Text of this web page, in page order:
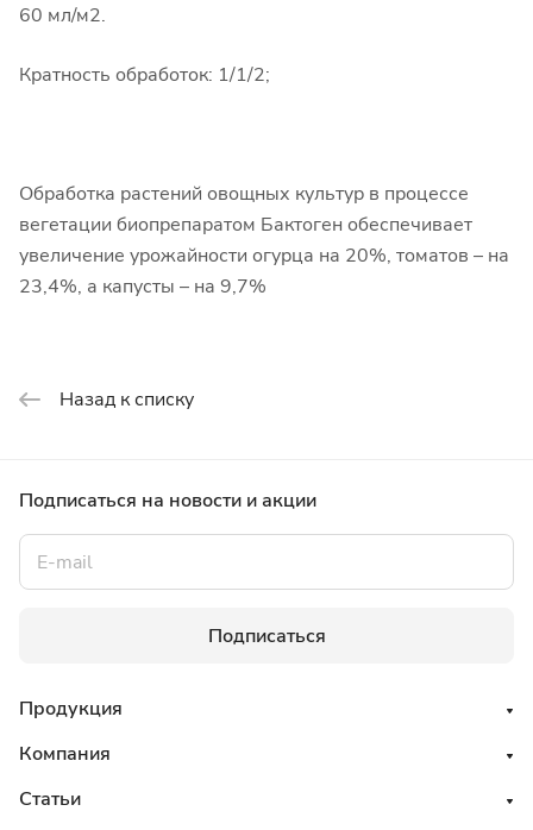
60 мл/м2.
Кратность обработок: 1/1/2;
Обработка растений овощных культур в процессе
вегетации биопрепаратом Бактоген обеспечивает
увеличение урожайности огурца на 20%, томатов – на
23,4%, а капусты – на 9,7%
Назад к списку
Подписаться на новости и акции
Подписаться
Продукция
Компания
Статьи